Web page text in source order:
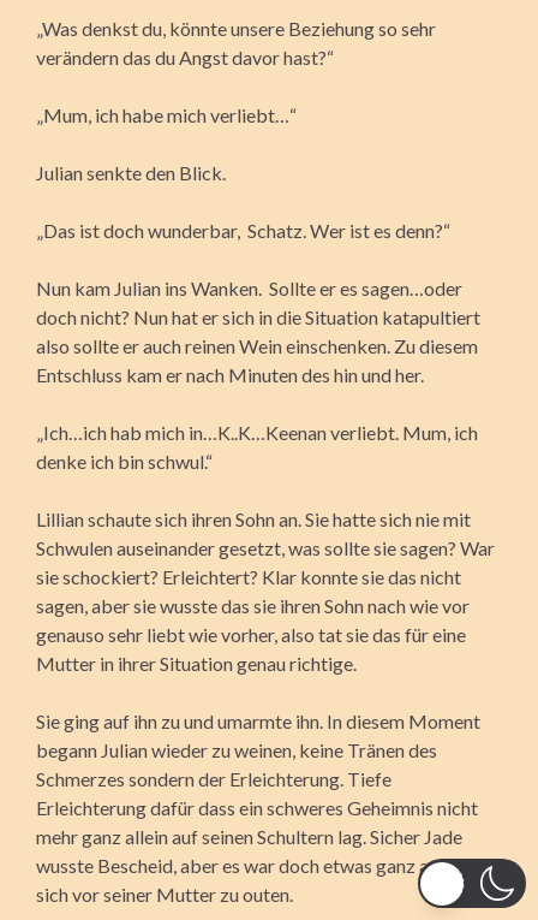
„Was denkst du, könnte unsere Beziehung so sehr
verändern das du Angst davor hast?“
„Mum, ich habe mich verliebt…“
Julian senkte den Blick.
„Das ist doch wunderbar, Schatz. Wer ist es denn?“
Nun kam Julian ins Wanken. Sollte er es sagen…oder
doch nicht? Nun hat er sich in die Situation katapultiert
also sollte er auch reinen Wein einschenken. Zu diesem
Entschluss kam er nach Minuten des hin und her.
„Ich…ich hab mich in…K..K…Keenan verliebt. Mum, ich
denke ich bin schwul.“
Lillian schaute sich ihren Sohn an. Sie hatte sich nie mit
Schwulen auseinander gesetzt, was sollte sie sagen? War
sie schockiert? Erleichtert? Klar konnte sie das nicht
sagen, aber sie wusste das sie ihren Sohn nach wie vor
genauso sehr liebt wie vorher, also tat sie das für eine
Mutter in ihrer Situation genau richtige.
Sie ging auf ihn zu und umarmte ihn. In diesem Moment
begann Julian wieder zu weinen, keine Tränen des
Schmerzes sondern der Erleichterung. Tiefe
Erleichterung dafür dass ein schweres Geheimnis nicht
mehr ganz allein auf seinen Schultern lag. Sicher Jade
wusste Bescheid, aber es war doch etwas ganz anderes
sich vor seiner Mutter zu outen.